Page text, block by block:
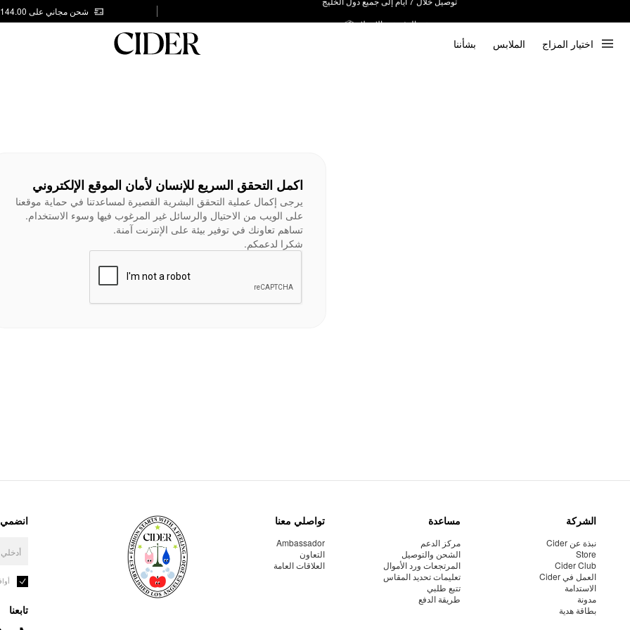
شحن مجاني على AED 144.00
اختيار المزاج الملابس بشأننا
اكمل التحقق السريع للإنسان لأمان الموقع الإلكتروني
يرجى إكمال عملية التحقق البشرية القصيرة لمساعدتنا في حماية موقعنا
على الويب من الاحتيال والرسائل غير المرغوب فيها وسوء الاستخدام.
تساهم تعاونك في توفير بيئة على الإنترنت آمنة.
شكرا لدعمكم.
الشركة
نبذة عن Cider
Store
Cider Club
العمل في Cider
الاستدامة
مدونة
بطاقة هدية
مساعدة
مركز الدعم
الشحن والتوصيل
المرتجعات ورد الأموال
تعليمات تحديد المقاس
تتبع طلبي
طريقة الدفع
تواصلي معنا
Ambassador
التعاون
العلاقات العامة
انضمي
تابعنا